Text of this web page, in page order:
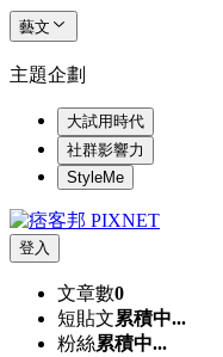
藝文
主題企劃
大試用時代
社群影響力
StyleMe
登入
文章數0
短貼文累積中...
粉絲累積中...